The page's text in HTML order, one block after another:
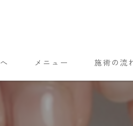
メニュー 施術の流